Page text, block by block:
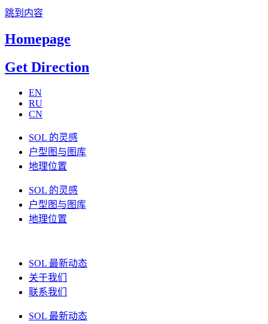
跳到内容
Homepage
Get Direction
EN
RU
CN
SOL 的灵感
户型图与图库
地理位置
SOL 的灵感
户型图与图库
地理位置
SOL 最新动态
关于我们
联系我们
SOL 最新动态